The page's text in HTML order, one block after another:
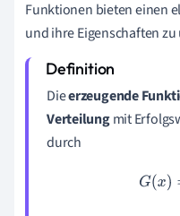
Funktionen bieten einen
und ihre Eigenschaften
Dieerzeugende
Verteilungmit
durch
G